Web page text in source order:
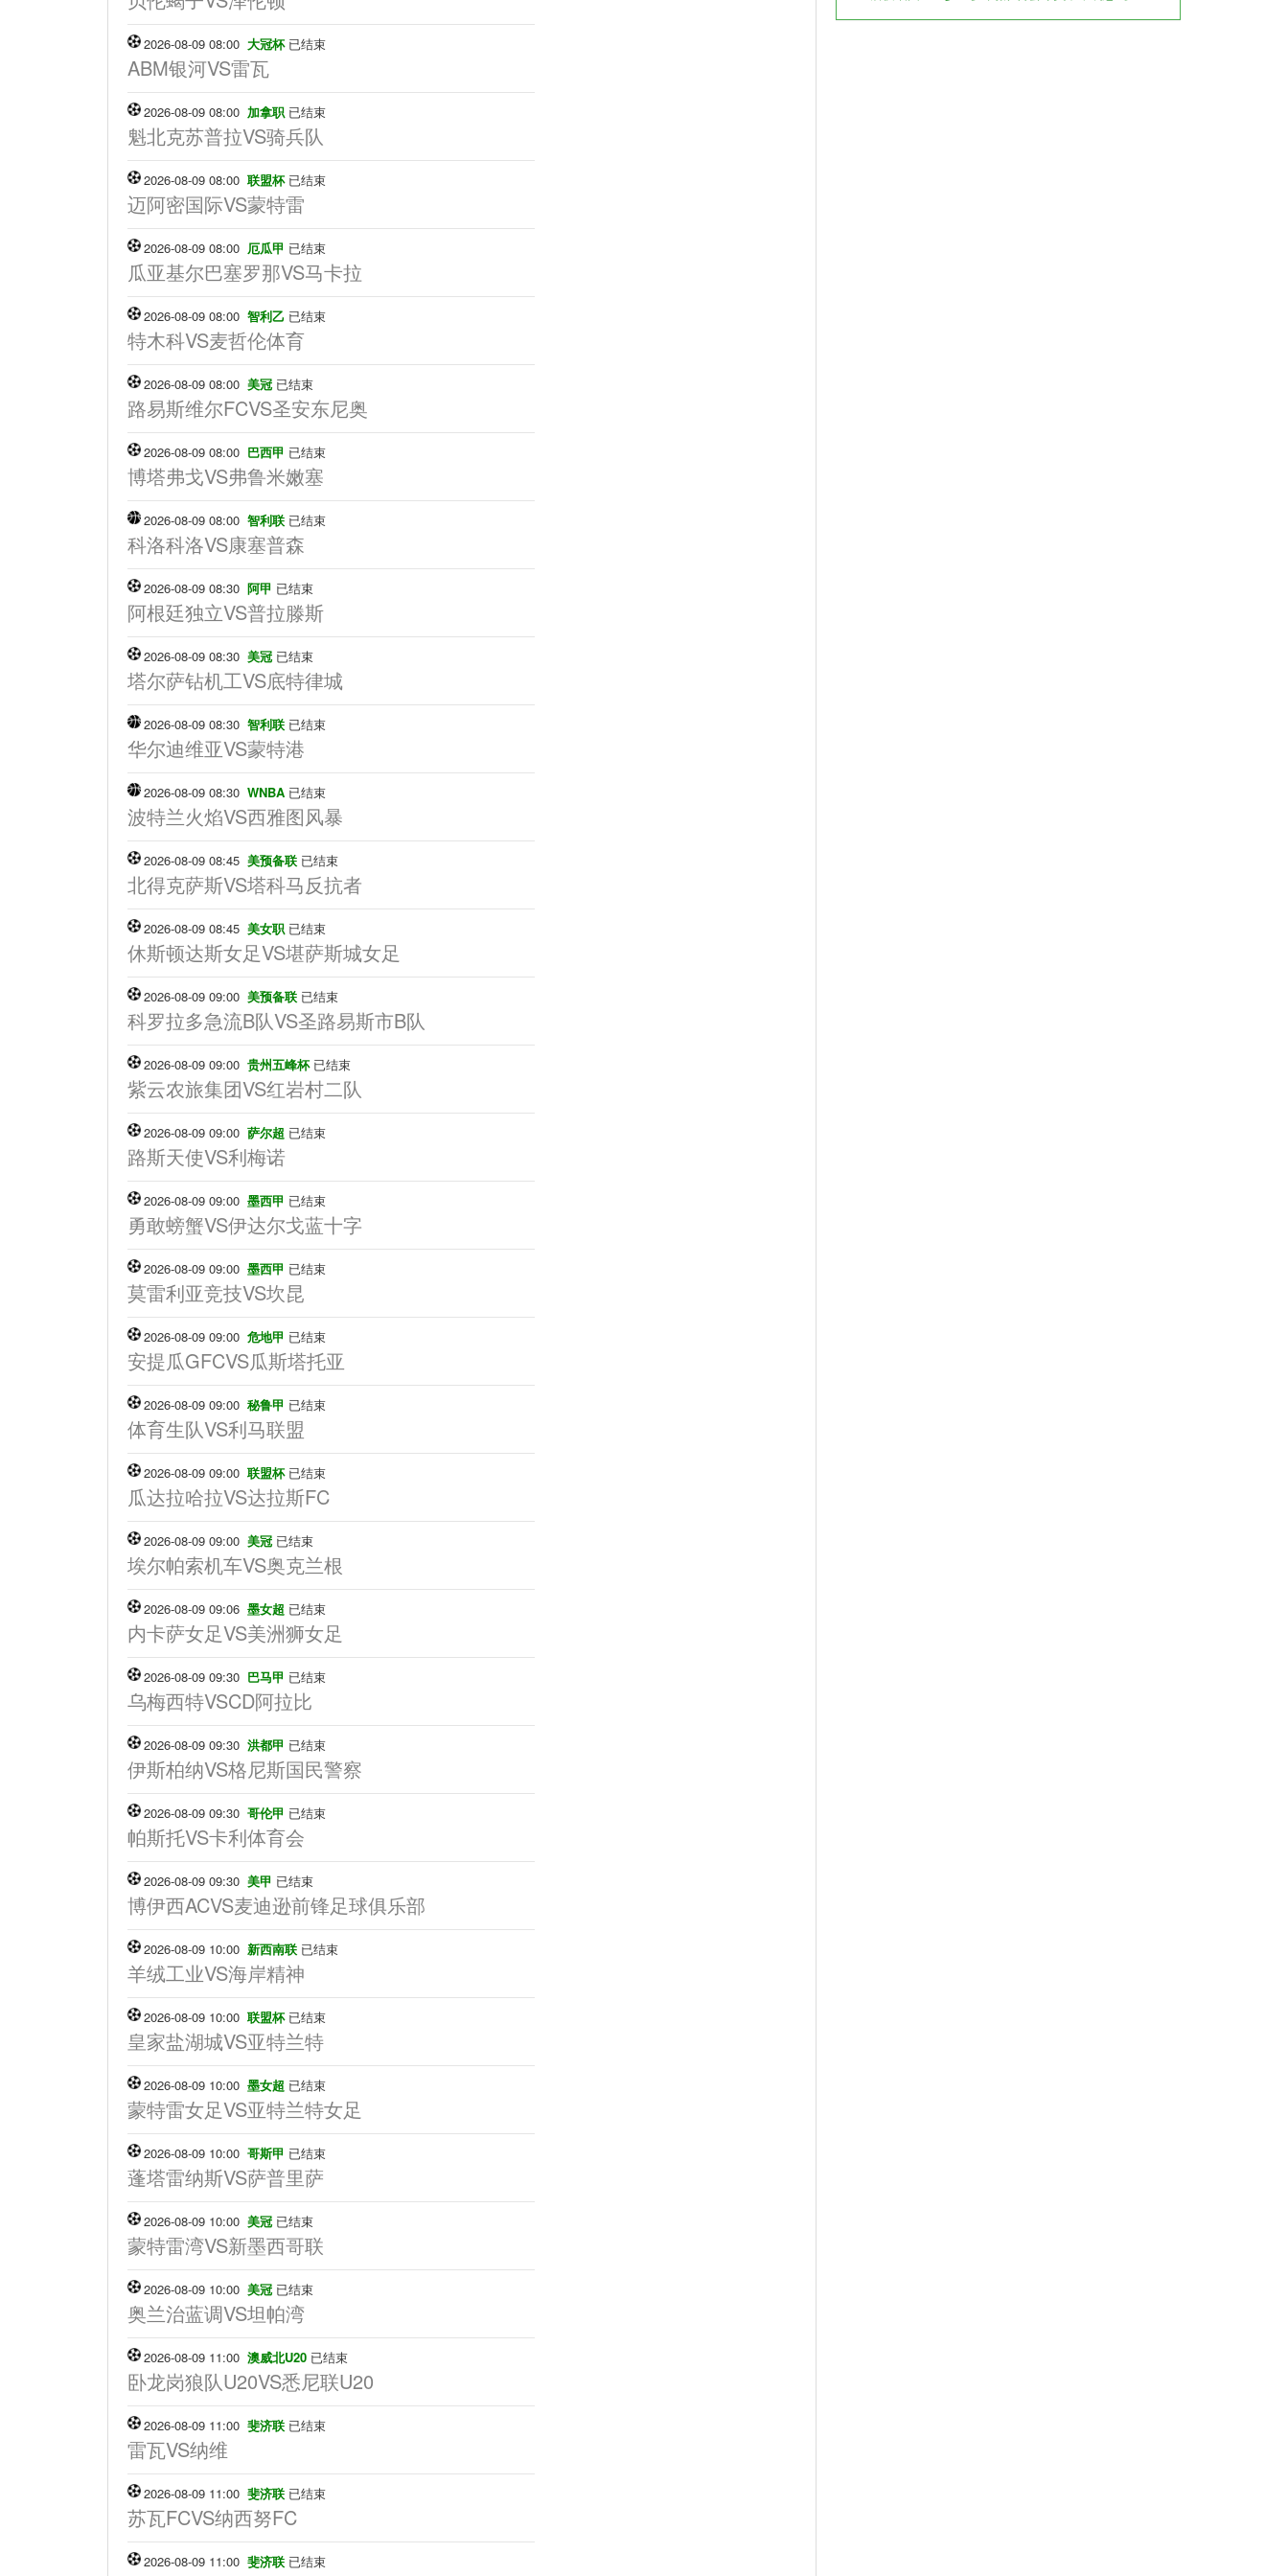
2026-08-09 08:00 大冠杯已结束
ABM银河VS雷瓦
2026-08-09 08:00 加拿职 已结束
魁北克苏普拉VS骑兵队
2026-08-09 08:00 联盟杯已结束
迈阿密国际VS蒙特雷
2026-08-09 08:00 厄瓜甲 已结束
瓜亚基尔巴塞罗那VS马卡拉
2026-08-09 08:00 智利乙 已结束
特木科VS麦哲伦体育
2026-08-09 08:00 美冠 已结束
路易斯维尔FCVS圣安东尼奥
2026-08-09 08:00 巴西甲 已结束
博塔弗戈VS弗鲁米嫩塞
2026-08-09 08:00 智利联 已结束
科洛科洛VS康塞普森
2026-08-09 08:30 阿甲 已结束
阿根廷独立VS普拉滕斯
2026-08-09 08:30 美冠 已结束
塔尔萨钻机工VS底特律城
2026-08-09 08:30 智利联 已结束
华尔迪维亚VS蒙特港
2026-08-09 08:30 WNBA 已结束
波特兰火焰VS西雅图风暴
2026-08-09 08:45 美预备联 已结束
北得克萨斯VS塔科马反抗者
2026-08-09 08:45 美女职 已结束
休斯顿达斯女足VS堪萨斯城女足
2026-08-09 09:00 美预备联 已结束
科罗拉多急流B队VS圣路易斯市B队
2026-08-09 09:00 贵州五峰杯已结束
紫云农旅集团VS红岩村二队
2026-08-09 09:00 萨尔超 已结束
路斯天使VS利梅诺
2026-08-09 09:00 墨西甲 已结束
勇敢螃蟹VS伊达尔戈蓝十字
2026-08-09 09:00 墨西甲 已结束
莫雷利亚竞技VS坎昆
2026-08-09 09:00 危地甲 已结束
安提瓜GFCVS瓜斯塔托亚
2026-08-09 09:00 秘鲁甲 已结束
体育生队VS利马联盟
2026-08-09 09:00 联盟杯已结束
瓜达拉哈拉VS达拉斯FC
2026-08-09 09:00 美冠 已结束
埃尔帕索机车VS奥克兰根
2026-08-09 09:06 墨女超 已结束
内卡萨女足VS美洲狮女足
2026-08-09 09:30 巴马甲 已结束
乌梅西特VSCD阿拉比
2026-08-09 09:30 洪都甲 已结束
伊斯柏纳VS格尼斯国民警察
2026-08-09 09:30 哥伦甲 已结束
帕斯托VS卡利体育会
2026-08-09 09:30 美甲 已结束
博伊西ACVS麦迪逊前锋足球俱乐部
2026-08-09 10:00 新西南联 已结束
羊绒工业VS海岸精神
2026-08-09 10:00 联盟杯已结束
皇家盐湖城VS亚特兰特
2026-08-09 10:00 墨女超 已结束
蒙特雷女足VS亚特兰特女足
2026-08-09 10:00 哥斯甲 已结束
蓬塔雷纳斯VS萨普里萨
2026-08-09 10:00 美冠 已结束
蒙特雷湾VS新墨西哥联
2026-08-09 10:00 美冠 已结束
奥兰治蓝调VS坦帕湾
2026-08-09 11:00 澳威北U20 已结束
卧龙岗狼队U20VS悉尼联U20
2026-08-09 11:00 斐济联 已结束
雷瓦VS纳维
2026-08-09 11:00 斐济联 已结束
苏瓦FCVS纳西努FC
2026-08-09 11:00 斐济联 已结束